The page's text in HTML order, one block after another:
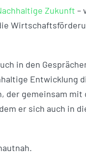
Zukunft –
in den
gemeinsam mit
er sich auch in